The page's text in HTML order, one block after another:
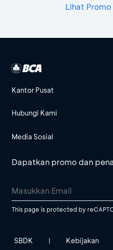
Lihat Promo
Kantor Pusat
Hubungi Kami
Media Sosial
Dapatkan promo dan
This page is protected by
SBDK | Kebijakan